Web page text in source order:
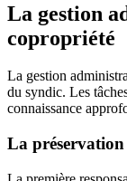
La gestion
copropriété
La gestion
du syndic. Les
connaissance
La